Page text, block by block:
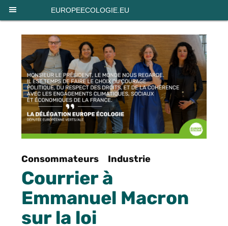
EUROPEECOLOGIE.EU
Consommateurs Industrie
Courrier à
Emmanuel Macron
sur la loi